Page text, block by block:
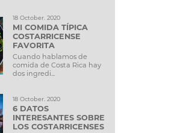
18 October. 2020
MI COMIDA TÍPICA
COSTARRICENSE
FAVORITA
Cuando hablamos de
comida de Costa Rica hay
dos ingredi...
18 October. 2020
6 DATOS
INTERESANTES SOBRE
LOS COSTARRICENSES